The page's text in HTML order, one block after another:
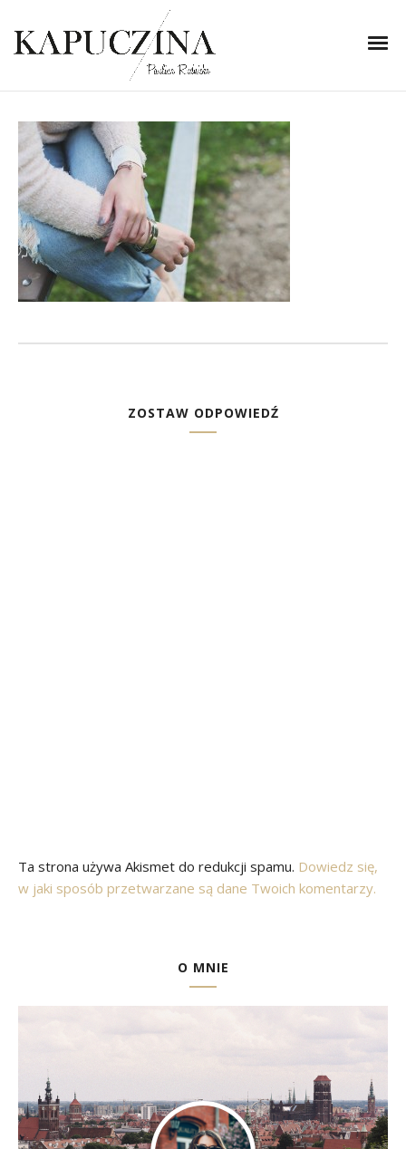
1 września 2014
IMG_7571
Written by
ZOSTAW ODPOWIEDŹ
Ta strona używa Akismet do redukcji spamu. Dowiedz się,
w jaki sposób przetwarzane są dane Twoich komentarzy.
O MNIE